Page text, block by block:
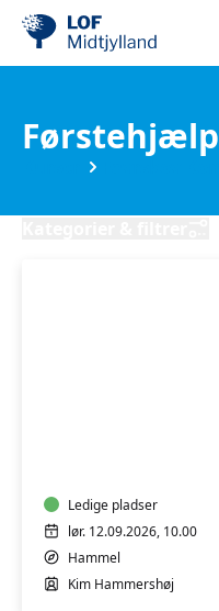
Førstehjælp
Ledige pladser
lør. 12.09.2026, 10.00
Hammel
Kim Hammershøj